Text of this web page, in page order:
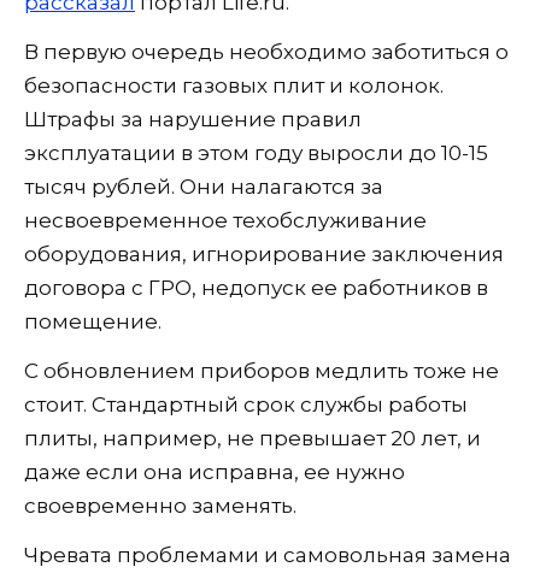
В первую очередь необходимо заботиться о
безопасности газовых плит и колонок.
Штрафы за нарушение правил
эксплуатации в этом году выросли до 10-15
тысяч рублей. Они налагаются за
несвоевременное техобслуживание
оборудования, игнорирование заключения
договора с ГРО, недопуск ее работников в
помещение.
С обновлением приборов медлить тоже не
стоит. Стандартный срок службы работы
плиты, например, не превышает 20 лет, и
даже если она исправна, ее нужно
своевременно заменять.
Чревата проблемами и самовольная замена